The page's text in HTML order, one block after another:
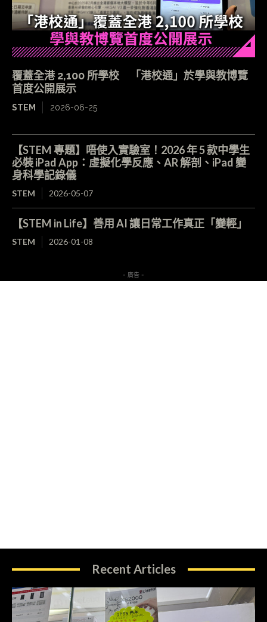
覆蓋全港 2,100 所學校 「港校通」於學與教博覽
首度公開展示
STEM 2026-06-25
【STEM 專題】唔使入實驗室！2026 年 5 款中學生
必裝 iPad App：虛擬化學反應、AR 解剖、iPad 變
身科學記錄儀
STEM 2026-05-07
【STEM in Life】善用 AI 讓日常工作真正「變輕」
STEM 2026-01-08
- 廣告 -
Recent Articles